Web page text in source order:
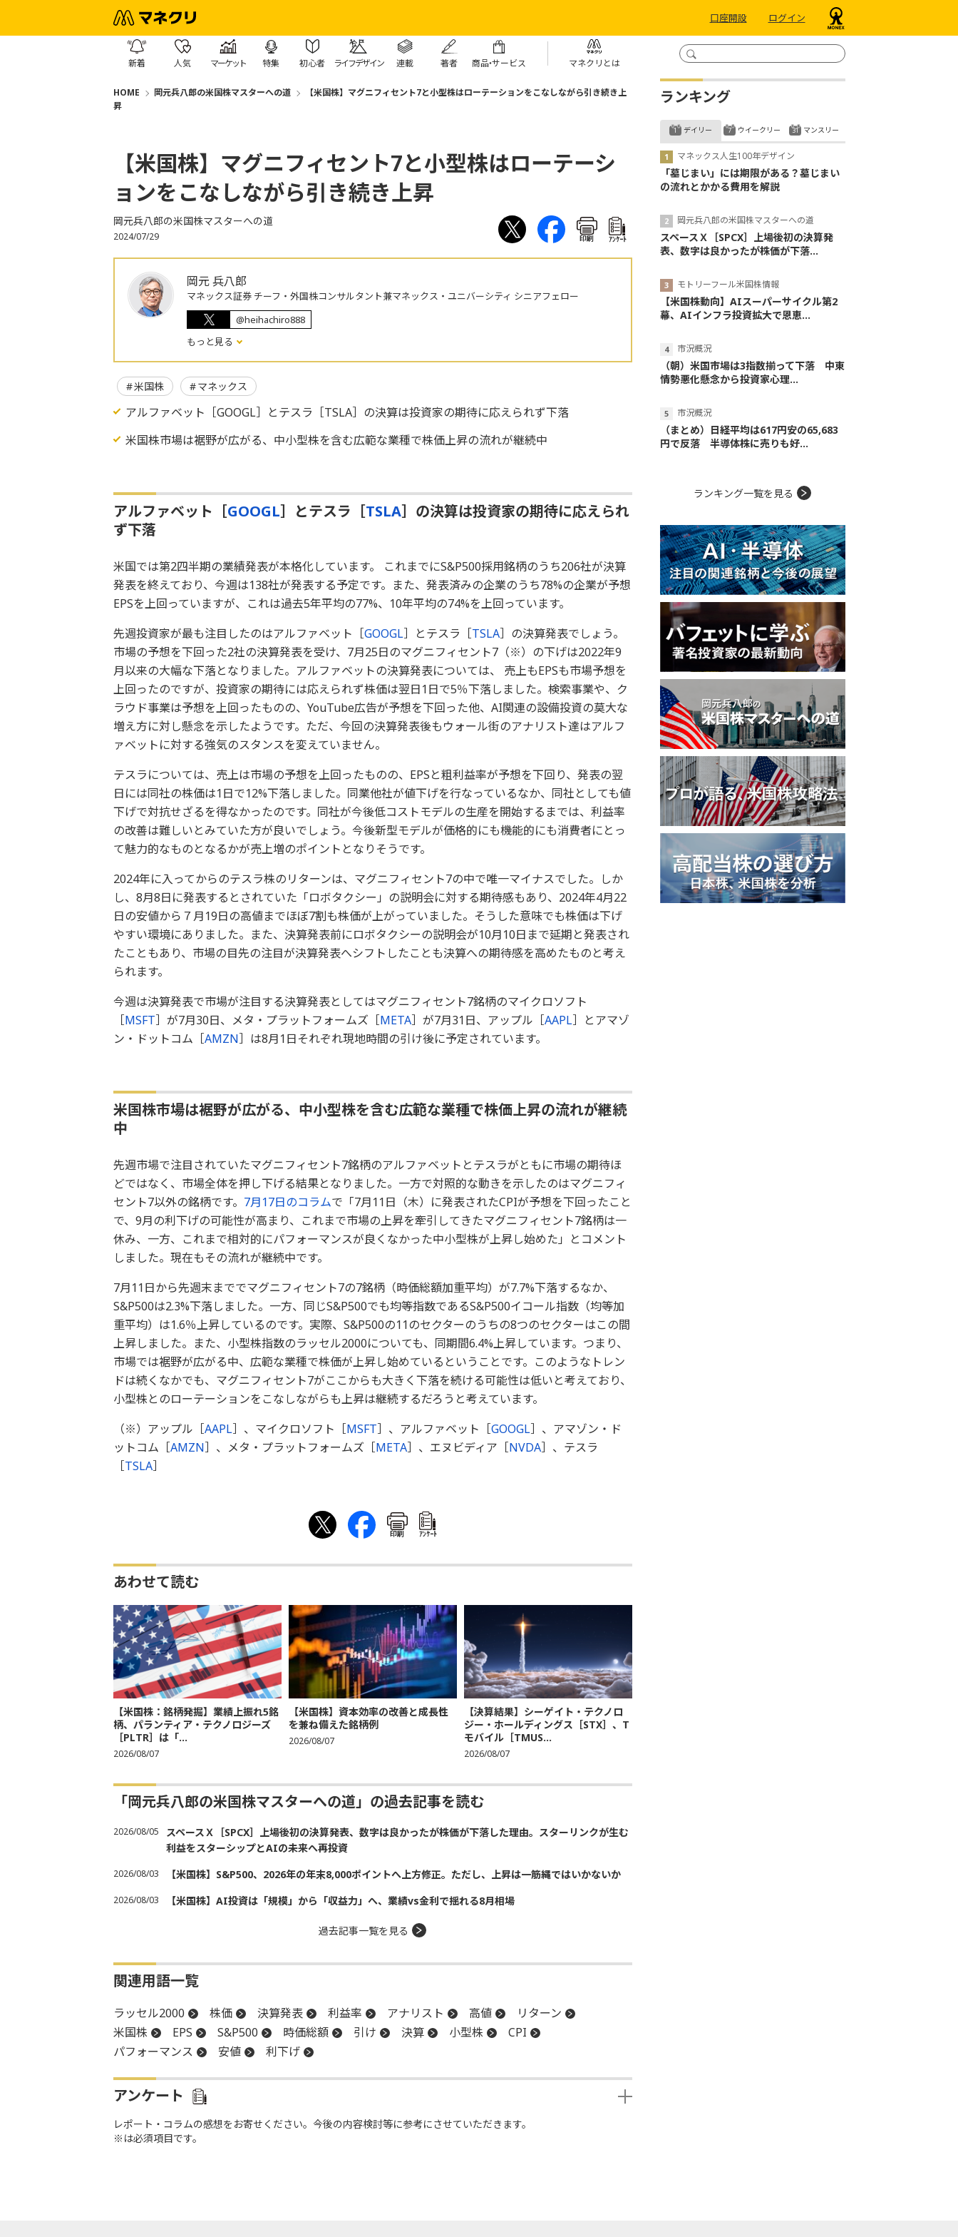
口座開設 ログイン
新着 人気 マーケット 特集 初心者 ライフデザイン 連載 著者 商品・サービス マネクリとは
HOME 岡元兵八郎の米国株マスターへの道
【米国株】マグニフィセント7と小型株はローテーションをこなしながら引き続き上
昇
【米国株】マグニフィセント7と小型株はローテーシ
ョンをこなしながら引き続き上昇
岡元兵八郎の米国株マスターへの道
2024/07/29 印刷 ｱﾝｹｰﾄ
岡元 兵八郎
マネックス証券 チーフ・外国株コンサルタント兼マネックス・ユニバーシティ シニアフェロー
@heihachiro888
もっと見る
米国株 マネックス
アルファベット［GOOGL］とテスラ［TSLA］の決算は投資家の期待に応えられず下落
米国株市場は裾野が広がる、中小型株を含む広範な業種で株価上昇の流れが継続中
アルファベット［GOOGL］とテスラ［TSLA］の決算は投資家の期待に応えられ
ず下落
米国では第2四半期の業績発表が本格化しています。 これまでにS&P500採用銘柄のうち206社が決算
発表を終えており、今週は138社が発表する予定です。また、発表済みの企業のうち78%の企業が予想
EPSを上回っていますが、これは過去5年平均の77%、10年平均の74%を上回っています。
先週投資家が最も注目したのはアルファベット［GOOGL］とテスラ［TSLA］の決算発表でしょう。
市場の予想を下回った2社の決算発表を受け、7月25日のマグニフィセント7（※）の下げは2022年9
月以来の大幅な下落となりました。アルファベットの決算発表については、 売上もEPSも市場予想を
上回ったのですが、投資家の期待には応えられず株価は翌日1日で5％下落しました。検索事業や、ク
ラウド事業は予想を上回ったものの、YouTube広告が予想を下回った他、AI関連の設備投資の莫大な
増え方に対し懸念を示したようです。ただ、今回の決算発表後もウォール街のアナリスト達はアルフ
ァベットに対する強気のスタンスを変えていません。
テスラについては、売上は市場の予想を上回ったものの、EPSと粗利益率が予想を下回り、発表の翌
日には同社の株価は1日で12%下落しました。同業他社が値下げを行なっているなか、同社としても値
下げで対抗せざるを得なかったのです。同社が今後低コストモデルの生産を開始するまでは、利益率
の改善は難しいとみていた方が良いでしょう。今後新型モデルが価格的にも機能的にも消費者にとっ
て魅力的なものとなるかが売上増のポイントとなりそうです。
2024年に入ってからのテスラ株のリターンは、マグニフィセント7の中で唯一マイナスでした。しか
し、8月8日に発表するとされていた「ロボタクシー」の説明会に対する期待感もあり、2024年4月22
日の安値から７月19日の高値までほぼ7割も株価が上がっていました。そうした意味でも株価は下げ
やすい環境にありました。また、決算発表前にロボタクシーの説明会が10月10日まで延期と発表され
たこともあり、市場の目先の注目が決算発表へシフトしたことも決算への期待感を高めたものと考え
られます。
今週は決算発表で市場が注目する決算発表としてはマグニフィセント7銘柄のマイクロソフト
［MSFT］が7月30日、メタ・プラットフォームズ［META］が7月31日、アップル［AAPL］とアマゾ
ン・ドットコム［AMZN］は8月1日それぞれ現地時間の引け後に予定されています。
米国株市場は裾野が広がる、中小型株を含む広範な業種で株価上昇の流れが継続
中
先週市場で注目されていたマグニフィセント7銘柄のアルファベットとテスラがともに市場の期待ほ
どではなく、市場全体を押し下げる結果となりました。一方で対照的な動きを示したのはマグニフィ
セント7以外の銘柄です。 7月17日のコラムで「7月11日（木）に発表されたCPIが予想を下回ったこと
で、9月の利下げの可能性が高まり、これまで市場の上昇を牽引してきたマグニフィセント7銘柄は一
休み、一方、これまで相対的にパフォーマンスが良くなかった中小型株が上昇し始めた」とコメント
しました。現在もその流れが継続中です。
7月11日から先週末まででマグニフィセント7の7銘柄（時価総額加重平均）が7.7%下落するなか、
S&P500は2.3%下落しました。一方、同じS&P500でも均等指数であるS&P500イコール指数（均等加
重平均）は1.6％上昇しているのです。実際、S&P500の11のセクターのうちの8つのセクターはこの間
上昇しました。また、小型株指数のラッセル2000についても、同期間6.4%上昇しています。つまり、
市場では裾野が広がる中、広範な業種で株価が上昇し始めているということです。このようなトレン
ドは続くなかでも、マグニフィセント7がここからも大きく下落を続ける可能性は低いと考えており、
小型株とのローテーションをこなしながらも上昇は継続するだろうと考えています。
（※）アップル［AAPL］、マイクロソフト［MSFT］、アルファベット［GOOGL］、アマゾン・ド
ットコム［AMZN］、メタ・プラットフォームズ［META］、エヌビディア［NVDA］、テスラ
［TSLA］
印刷 ｱﾝｹｰﾄ
あわせて読む
【米国株：銘柄発掘】業績上振れ5銘
柄、パランティア・テクノロジーズ
［PLTR］は「...
2026/08/07
【米国株】資本効率の改善と成長性
を兼ね備えた銘柄例
2026/08/07
【決算結果】シーゲイト・テクノロ
ジー・ホールディングス［STX］、T
モバイル［TMUS...
2026/08/07
「岡元兵八郎の米国株マスターへの道」の過去記事を読む
2026/08/05
スペースＸ［SPCX］上場後初の決算発表、数字は良かったが株価が下落した理由。スターリンクが生む
利益をスターシップとAIの未来へ再投資
2026/08/03 【米国株】S&P500、2026年の年末8,000ポイントへ上方修正。ただし、上昇は一筋縄ではいかないか
2026/08/03 【米国株】AI投資は「規模」から「収益力」へ、業績vs金利で揺れる8月相場
過去記事一覧を見る
関連用語一覧
ラッセル2000 株価 決算発表 利益率 アナリスト 高値
リターン
米国株
EPS S&P500 時価総額 引け 決算 小型株
CPI
パフォーマンス
安値 利下げ
アンケート
レポート・コラムの感想をお寄せください。今後の内容検討等に参考にさせていただきます。
※は必須項目です。
ランキング
デイリー
マネックス人生100年デザイン
「墓じまい」には期限がある？墓じまい
の流れとかかる費用を解説
岡元兵八郎の米国株マスターへの道
スペースＸ［SPCX］上場後初の決算発
表、数字は良かったが株価が下落...
モトリーフール米国株情報
【米国株動向】AIスーパーサイクル第2
幕、AIインフラ投資拡大で恩恵...
市況概況
（朝）米国市場は3指数揃って下落 中東
情勢悪化懸念から投資家心理...
市況概況
（まとめ）日経平均は617円安の65,683
円で反落 半導体株に売りも好...
ウイークリー マンスリー
ランキング一覧を見る